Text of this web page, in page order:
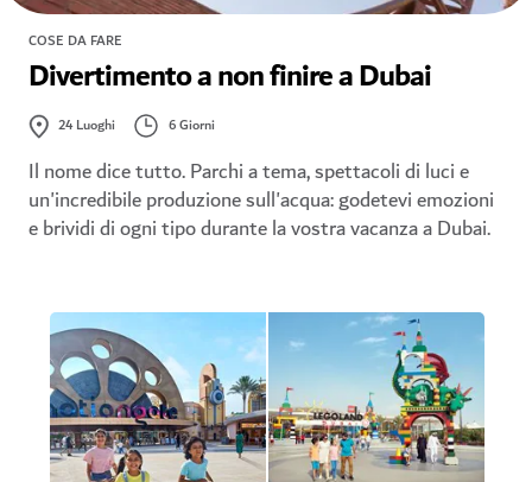
COSE DA FARE
Divertimento a non finire a Dubai
24Luoghi 6 Giorni
Il nome dice tutto. Parchi a tema, spettacoli di luci e
un'incredibile produzione sull'acqua: godetevi emozioni
e brividi di ogni tipo durante la vostra vacanza a Dubai.